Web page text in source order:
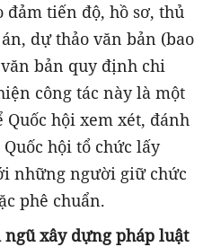
tiến độ, hồ sơ, thủ
dự thảo văn bản (bao
bản quy định chi
công tác này là một
hội xem xét, đánh
hội tổ chức lấy
những người giữ chức
phê chuẩn.
xây dựng pháp luật